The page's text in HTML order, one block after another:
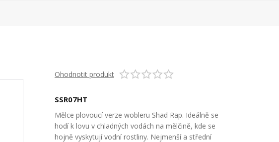
Ohodnotit produkt
SSR07HT
Mělce plovoucí verze wobleru Shad Rap. Ideálně se
hodí k lovu v chladných vodách na mělčině, kde se
hojně vyskytují vodní rostliny. Nejmenší a střední